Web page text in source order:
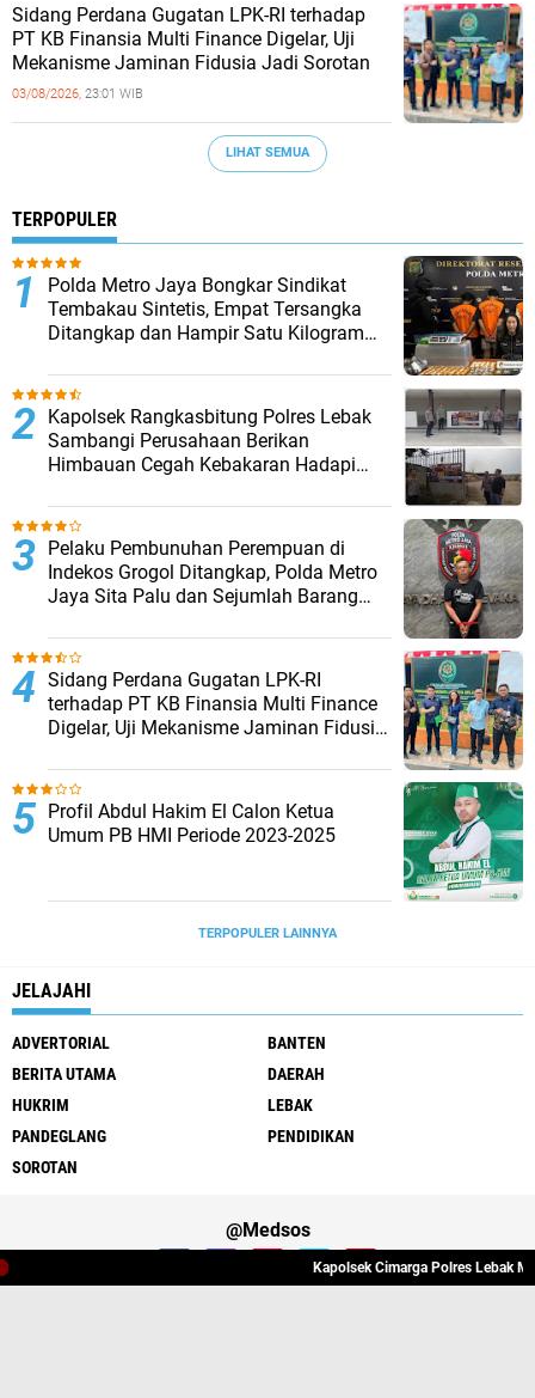
Sidang Perdana Gugatan LPK-RI terhadap
PT KB Finansia Multi Finance Digelar, Uji
Mekanisme Jaminan Fidusia Jadi Sorotan
03/08/2026, 23:01 WIB
LIHAT SEMUA
TERPOPULER
‎Polda Metro Jaya Bongkar Sindikat
Tembakau Sintetis, Empat Tersangka
Ditangkap dan Hampir Satu Kilogram
Kapolsek Rangkasbitung Polres Lebak
Sambangi Perusahaan Berikan
Himbauan Cegah Kebakaran Hadapi
Pelaku Pembunuhan Perempuan di
Indekos Grogol Ditangkap, Polda Metro
Jaya Sita Palu dan Sejumlah Barang
Sidang Perdana Gugatan LPK-RI
terhadap PT KB Finansia Multi Finance
Digelar, Uji Mekanisme Jaminan Fidusia
Profil Abdul Hakim El Calon Ketua
Umum PB HMI Periode 2023-2025
TERPOPULER LAINNYA
JELAJAHI
ADVERTORIAL
BANTEN
BERITA UTAMA
DAERAH
HUKRIM
LEBAK
PANDEGLANG
PENDIDIKAN
SOROTAN
@Medsos
Kapolsek Cimarga Polres Lebak